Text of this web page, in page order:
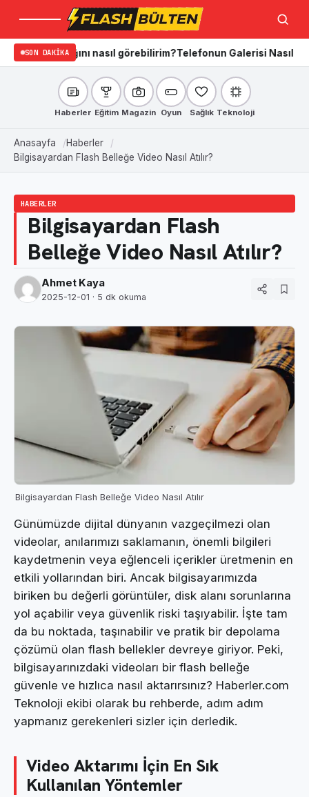
Menü Ara
SON DAKIKAnasıl görebilirim?Telefonun Galerisi Nasıl Temizlenir?
Haberler Eğitim Magazin Oyun Sağlık Teknoloji
Anasayfa
Haberler
Bilgisayardan Flash Belleğe Video Nasıl Atılır?
HABERLER
Bilgisayardan Flash
Belleğe Video Nasıl Atılır?
Ahmet Kaya
2025-12-01 · 5 dk okuma
Bilgisayardan Flash Belleğe Video Nasıl Atılır
Günümüzde dijital dünyanın vazgeçilmezi olan
videolar, anılarımızı saklamanın, önemli bilgileri
kaydetmenin veya eğlenceli içerikler üretmenin en
etkili yollarından biri. Ancak bilgisayarımızda
biriken bu değerli görüntüler, disk alanı sorunlarına
yol açabilir veya güvenlik riski taşıyabilir. İşte tam
da bu noktada, taşınabilir ve pratik bir depolama
çözümü olan flash bellekler devreye giriyor. Peki,
bilgisayarınızdaki videoları bir flash belleğe
güvenle ve hızlıca nasıl aktarırsınız? Haberler.com
Teknoloji ekibi olarak bu rehberde, adım adım
yapmanız gerekenleri sizler için derledik.
Video Aktarımı İçin En Sık
Kullanılan Yöntemler